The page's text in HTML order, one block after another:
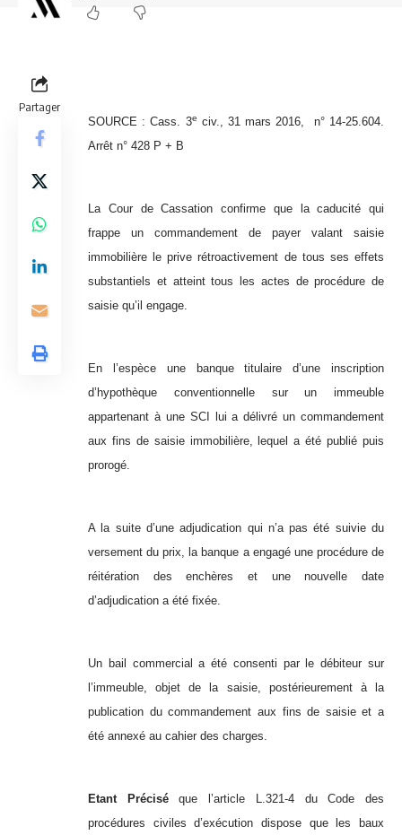
Partager
SOURCE : Cass. 3e civ., 31 mars 2016,
n° 14-25.604.
Arrêt n° 428 P + B
La Cour de Cassation confirme que la caducité qui
frappe un commandement de payer valant saisie
immobilière le prive rétroactivement de tous ses effets
substantiels et atteint tous les actes de procédure de
saisie qu’il engage.
En l’espèce une banque titulaire d’une inscription
d’hypothèque conventionnelle sur un immeuble
appartenant à une SCI lui a délivré un commandement
aux fins de saisie immobilière, lequel a été publié puis
prorogé.
A la suite d’une adjudication qui n’a pas été suivie du
versement du prix, la banque a engagé une procédure de
réitération des enchères et une nouvelle date
d’adjudication a été fixée.
Un bail commercial a été consenti par le débiteur sur
l’immeuble, objet de la saisie, postérieurement à la
publication du commandement aux fins de saisie et a
été annexé au cahier des charges.
Etant Préciséque l’article L.321-4 du Code des
procédures civiles d’exécution dispose que les baux